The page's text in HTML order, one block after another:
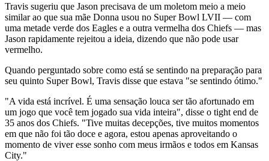
Travis sugeriu que Jason precisava de um moletom meio a meio
similar ao que sua mãe Donna usou no Super Bowl LVII — com
uma metade verde dos Eagles e a outra vermelha dos Chiefs — mas
Jason rapidamente rejeitou a ideia, dizendo que não pode usar
vermelho.
Quando perguntado sobre como está se sentindo na preparação para
seu quinto Super Bowl, Travis disse que estava "se sentindo ótimo."
"A vida está incrível. É uma sensação louca ser tão afortunado em
um jogo que você tem jogado sua vida inteira", disse o tight end de
35 anos dos Chiefs. "Tive muitas decepções, tive muitos momentos
em que não foi tão doce e agora, estou apenas aproveitando o
momento de viver esse sonho com meus irmãos e todos em Kansas
City."